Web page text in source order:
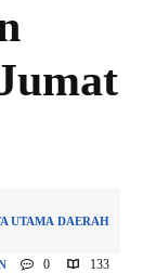
UTAMA DAERAH
0 133